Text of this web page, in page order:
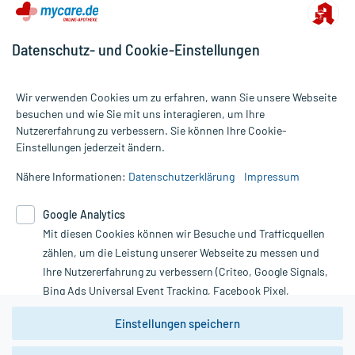
Alle Preise gelten inkl. MwSt., ggf. zzgl. Versandkosten
Informationen auf dieser Website werden ausschließlich für
die Untersuchung und Behandlung durch einen Arzt. Bitte
Therapien eingeleitet werden können. | Diese Webseite benutzt
Google Analytics. Lesen Sie bitte dazu die wichtigen Hinweise in
unserer Datenschutzerklärung. Für den Widerruf einer Bestellung
nutzen Sie das Formular:
Vertrag widerrufen
Datenschutz- und Cookie-Einstellungen
Wir verwenden Cookies um zu erfahren, wann Sie unsere Webseite
besuchen und wie Sie mit uns interagieren, um Ihre
Nutzererfahrung zu verbessern. Sie können Ihre Cookie-
Einstellungen jederzeit ändern.
Nähere Informationen: Datenschutzerklärung Impressum
Google Analytics
Mit diesen Cookies können wir Besuche und Trafficquellen
zählen, um die Leistung unserer Webseite zu messen und
Ihre Nutzererfahrung zu verbessern (Criteo, Google Signals,
Bing Ads Universal Event Tracking, Facebook Pixel,
Youtube-Social Plugin).
Wir weisen darauf hin, dass die
Einstellungen speichern